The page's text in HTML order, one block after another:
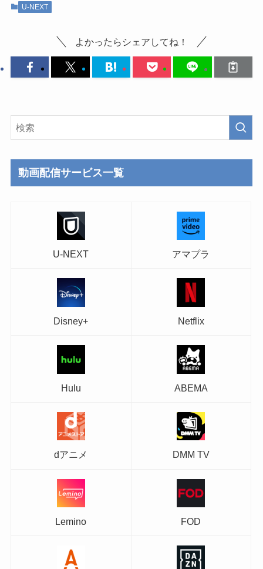
U-NEXT
よかったらシェアしてね！
動画配信サービス一覧
U-NEXT アマプラ
Disney+ Netflix
Hulu ABEMA
dアニメ DMM TV
Lemino FOD